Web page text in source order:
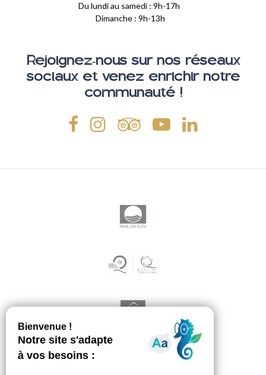
Du lundi au samedi : 9h-17h
Dimanche : 9h-13h
Rejoignez-nous sur nos réseaux
sociaux et venez enrichir notre
communauté !